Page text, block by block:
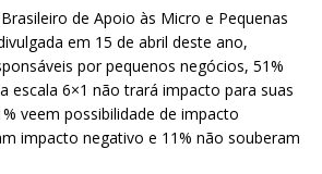
de Apoio às Micro e Pequenas
em 15 de abril deste ano,
por pequenos negócios, 51%
escala 6×1 não trará impacto para suas
veem possibilidade de impacto
impacto negativo e 11% não souberam